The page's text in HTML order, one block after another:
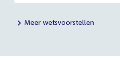
Meer wetsvoorstellen